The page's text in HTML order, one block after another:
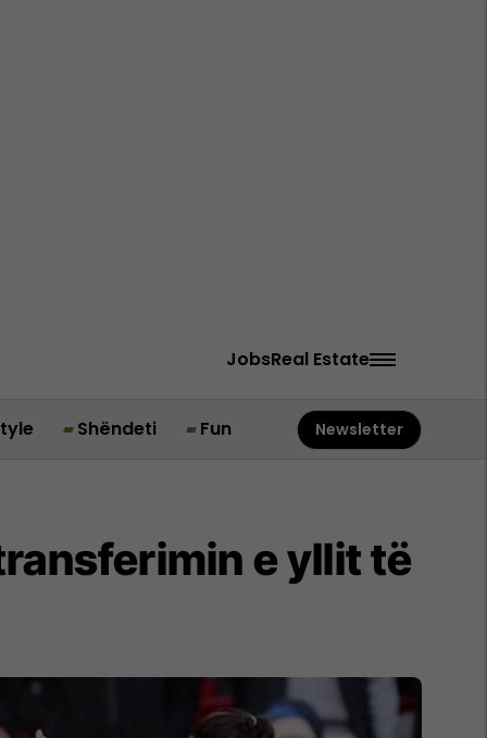
JobsReal Estate
Shëndeti Fun Newsletter
e yllit të